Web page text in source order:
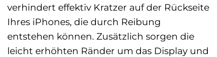
verhindert effektiv Kratzer auf der Rückseite
Ihres iPhones, die durch Reibung
entstehen können. Zusätzlich sorgen die
leicht erhöhten Ränder um das Display und